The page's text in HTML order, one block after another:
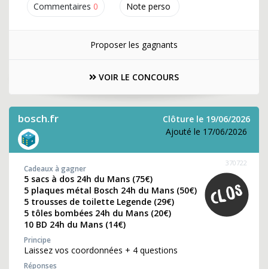
Commentaires 0 Note perso
Proposer les gagnants
VOIR LE CONCOURS
bosch.fr
Clôture le 19/06/2026
Ajouté le 17/06/2026
370722
Cadeaux à gagner
5 sacs à dos 24h du Mans (75€)
5 plaques métal Bosch 24h du Mans (50€)
5 trousses de toilette Legende (29€)
5 tôles bombées 24h du Mans (20€)
10 BD 24h du Mans (14€)
Principe
Laissez vos coordonnées + 4 questions
Réponses